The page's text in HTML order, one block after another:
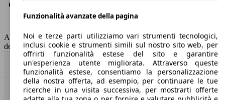
Consumo (combinato)*
Classe di emissione
Euro 6
AutoScout24 non si assume alcuna responsabilità per la correttezza
dei dati.
Torna su
Benvenuti su AutoScout24, il mercato auto europeo.
Funzionalità avanzate della pagina
Noi e terze parti utilizziamo vari strumenti tecnologici,
inclusi cookie e strumenti simili sul nostro sito web, per
offrirti funzionalità estese del sito e garantire
un'esperienza utente migliorata. Attraverso queste
funzionalità estese, consentiamo la personalizzazione
della nostra offerta, ad esempio, per continuare le tue
ricerche in una visita successiva, per mostrarti offerte